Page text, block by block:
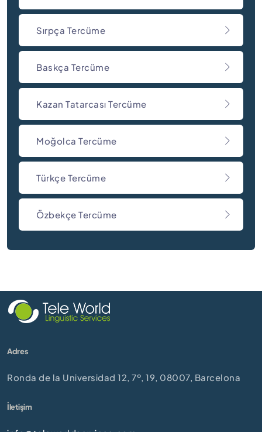
Sırpça Tercüme
Baskça Tercüme
Kazan Tatarcası Tercüme
Moğolca Tercüme
Türkçe Tercüme
Özbekçe Tercüme
Adres
Ronda de la Universidad 12, 7º, 19, 08007, Barcelona
İletişim